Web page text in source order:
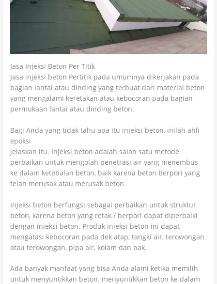
Jasa Injeksi Beton Per Titik
Jasa injeksi beton Pertitik pada umumnya dikerjakan pada
bagian lantai atau dinding yang terbuat dari material beton
yang mengalami keretakan atau kebocoran pada bagian
permukaan lantai atau dinding beton.
Bagi Anda yang tidak tahu apa itu injeksi beton, inilah ahli
epoksi
jelaskan itu. Injeksi beton adalah salah satu metode
perbaikan untuk mengolah penetrasi air yang menembus
ke dalam ketebalan beton, baik karena beton berpori yang
telah merusak atau merusak beton.
Injeksi beton berfungsi sebagai perbaikan untuk struktur
beton, karena beton yang retak / berpori dapat diperbaiki
dengan injeksi beton. Produk injeksi beton ini dapat
mengatasi kebocoran pada dek atap, tangki air, terowongan
atau terowongan, pipa air, kolam dan bak.
Ada banyak manfaat yang bisa Anda alami ketika memilih
untuk menyuntikkan beton. menyuntikkan beton ke dalam